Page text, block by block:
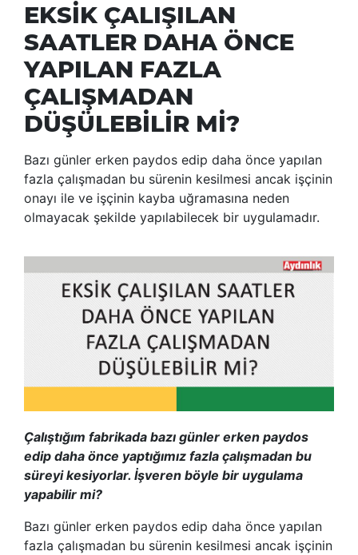
EKSİK ÇALIŞILAN
SAATLER DAHA ÖNCE
YAPILAN FAZLA
ÇALIŞMADAN
DÜŞÜLEBİLİR Mİ?
Bazı günler erken paydos edip daha önce yapılan
fazla çalışmadan bu sürenin kesilmesi ancak işçinin
onayı ile ve işçinin kayba uğramasına neden
olmayacak şekilde yapılabilecek bir uygulamadır.
Çalıştığım fabrikada bazı günler erken paydos
edip daha önce yaptığımız fazla çalışmadan bu
süreyi kesiyorlar. İşveren böyle bir uygulama
yapabilir mi?
Bazı günler erken paydos edip daha önce yapılan
fazla çalışmadan bu sürenin kesilmesi ancak işçinin